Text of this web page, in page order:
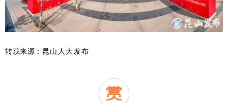
转载来源： 昆山人大发布